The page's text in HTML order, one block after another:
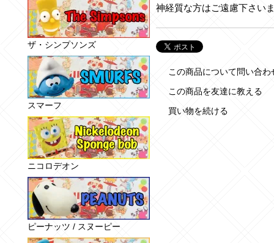
神経質な方はご遠慮下さい
この商品について問い合わ
この商品を友達に教える
買い物を続ける
ザ・シンプソンズ
スマーフ
ニコロデオン
ピーナッツ / スヌーピー